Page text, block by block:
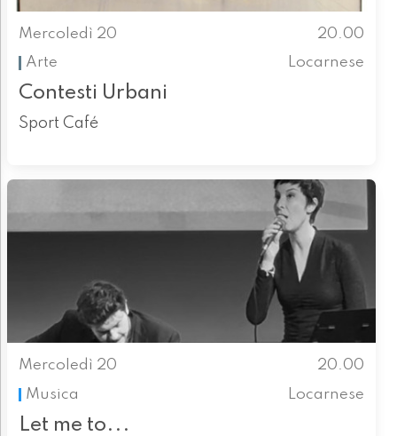
Mercoledì 20
20.00
Arte
Locarnese
Contesti Urbani
Sport Café
Mercoledì 20
20.00
Musica
Locarnese
Let me to...